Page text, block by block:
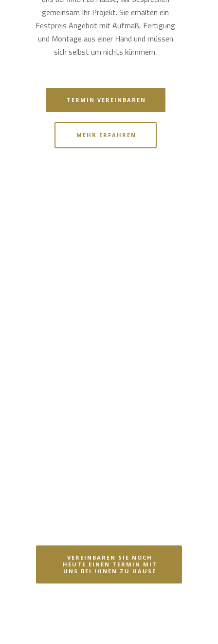
gemeinsam Ihr Projekt. Sie erhalten ein
Festpreis Angebot mit Aufmaß, Fertigung
und Montage aus einer Hand und müssen
sich selbst um nichts kümmern.
TERMIN VEREINBAREN
MEHR ERFAHREN
VEREINBAREN SIE NOCH
HEUTE EINEN TERMIN MIT
UNS BEI IHNEN ZU HAUSE